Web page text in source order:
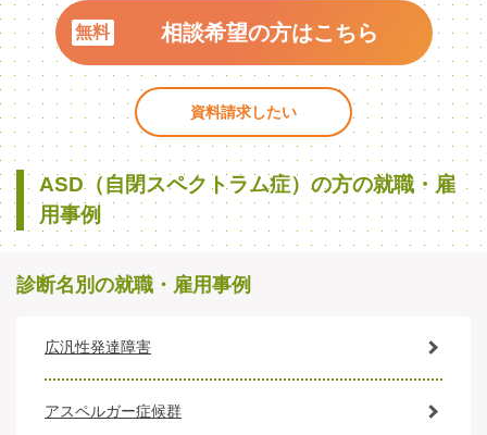
相談希望の方はこちら
資料請求したい
ASD（自閉スペクトラム症）の方の就職・雇
用事例
診断名別の就職・雇用事例
広汎性発達障害
アスペルガー症候群